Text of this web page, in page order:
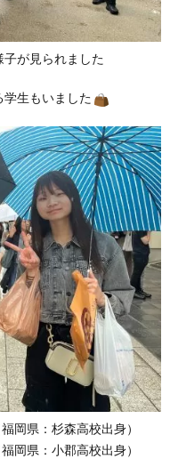
が見られました
生もいました
岡県：杉森高校出身）
岡県：小郡高校出身）